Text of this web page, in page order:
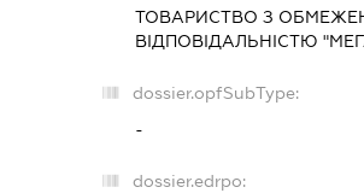
ТОВАРИСТВО З
ВІДПОВІДАЛЬНІСТЮ
dossier.opfSubType:
-
dossier.edrpo: